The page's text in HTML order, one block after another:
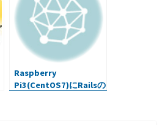
Raspberry
Pi3(CentOS7)にRailsの